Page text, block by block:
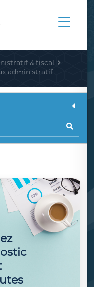
& fiscal
administratif